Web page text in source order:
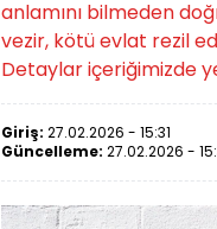
anlamını bilmeden
vezir, kötü evlat rezil
Detaylar içeriğimizde
Giriş: 27.02.2026 - 15:31
Güncelleme: 27.02.2026 -